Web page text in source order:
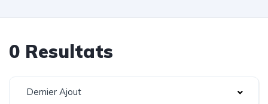
0 Resultats
Dernier Ajout